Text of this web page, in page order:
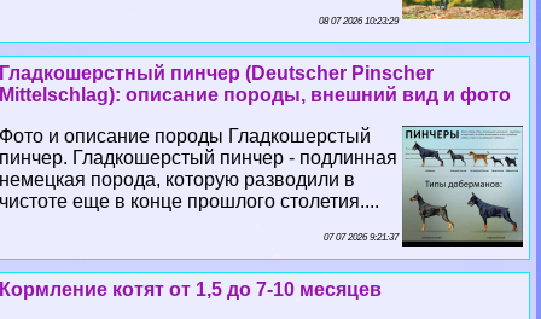
08 07 2026 10:23:29
Гладкошерстный пинчер (Deutscher Pinscher
Mittelschlag): описание породы, внешний вид и фото
Фото и описание породы Гладкошерстый
пинчер. Гладкошерстый пинчер - подлинная
немецкая порода, которую разводили в
чистоте еще в конце прошлого столетия....
07 07 2026 9:21:37
Кормление котят от 1,5 до 7-10 месяцев